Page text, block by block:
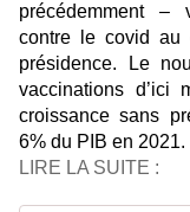
précédemment –
contre le covid au
présidence. Le
vaccinations d’ici
croissance sans
6% du PIB en 2021.
LIRE LA SUITE :